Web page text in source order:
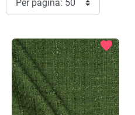
favorite